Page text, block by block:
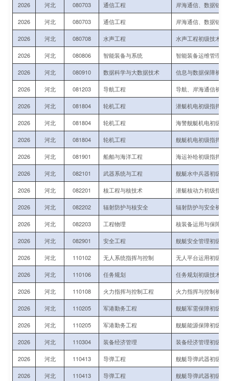
2026 河北 080703 通信工程 岸海通信、数据链
2026 河北 080703 通信工程 岸海通信、数据链
2026 河北 080708 水声工程 水声工程初级技术军
2026 河北 080806 智能装备与系统 智能装备运维管理初
2026 河北 080910 数据科学与大数据技术 信息与数据保障初级
2026 河北 081203 导航工程 导航、岸海通信初级
2026 河北 081804 轮机工程 潜艇机电初级指挥与
2026 河北 081804 轮机工程 海警舰艇机电初级指
2026 河北 081804 轮机工程 舰艇机电初级指挥与
2026 河北 081901 船舶与海洋工程 海运补给初级指挥军
2026 河北 082101 武器系统与工程 舰艇水中兵器初级技
2026 河北 082201 核工程与核技术 潜艇核动力初级指挥
2026 河北 082202 辐射防护与核安全 辐射防护与安全初级
2026 河北 082203 工程物理 核装备运用与保障初
2026 河北 082901 安全工程 舰艇安全管理初级指
2026 河北 110102 无人系统指挥与控制 无人平台运用初级指
2026 河北 110106 任务规划 任务规划初级技术军
2026 河北 110108 火力指挥与控制工程 火力指挥与控制初级
2026 河北 110205 军港勤务工程 舰艇军需保障初级指
2026 河北 110205 军港勤务工程 舰艇能源保障初级指
2026 河北 110304 装备经济管理 装备经济管理初级技
2026 河北 110413 导弹工程 舰艇导弹武器初级技
2026 河北 110413 导弹工程 舰艇导弹武器初级技